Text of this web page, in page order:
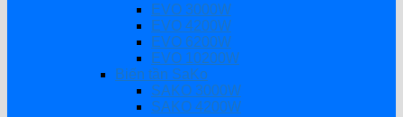
EVO 3000W
EVO 4200W
EVO 6200W
EVO 10200W
Biến tần SaKo
SAKO 3000W
SAKO 4200W